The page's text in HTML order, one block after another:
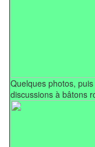
Quelques photos,
discussions à bâtons